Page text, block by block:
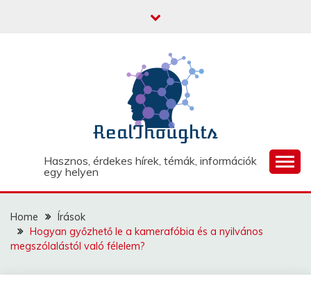
Hasznos, érdekes hírek, témák, információk
egy helyen
Home
Írások
Hogyan győzhető le a kamerafóbia és a nyilvános
megszólalástól való félelem?